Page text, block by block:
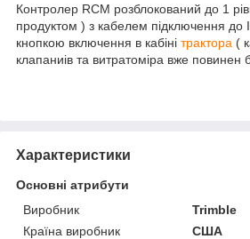
Контролер RCM розблокований до 1
продуктом ) з кабелем підключення до
кнопкою включення в кабіні трактора (
клапаниів та витратоміра вже повинен
Характеристики
Основні атрибути
Виробник
Trimble
Країна виробник
США